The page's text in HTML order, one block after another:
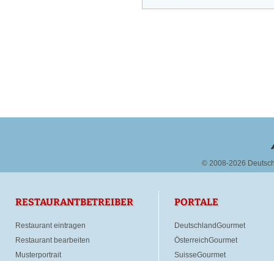
© 2008-2026
RESTAURANTBETREIBER
Restaurant eintragen
Restaurant bearbeiten
Musterportrait
PORTALE
DeutschlandGourmet
ÖsterreichGourmet
SuisseGourmet